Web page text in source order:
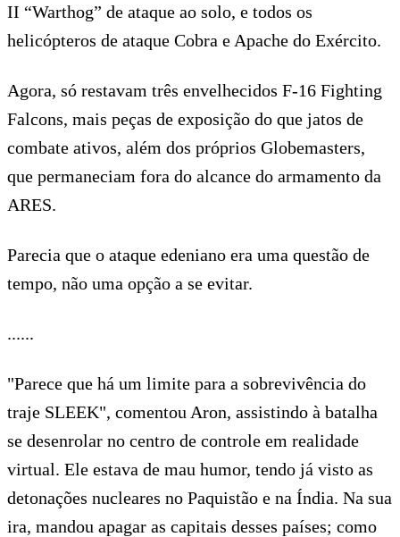
II “Warthog” de ataque ao solo, e todos os
helicópteros de ataque Cobra e Apache do Exército.
Agora, só restavam três envelhecidos F-16 Fighting
Falcons, mais peças de exposição do que jatos de
combate ativos, além dos próprios Globemasters,
que permaneciam fora do alcance do armamento da
ARES.
Parecia que o ataque edeniano era uma questão de
tempo, não uma opção a se evitar.
......
"Parece que há um limite para a sobrevivência do
traje SLEEK", comentou Aron, assistindo à batalha
se desenrolar no centro de controle em realidade
virtual. Ele estava de mau humor, tendo já visto as
detonações nucleares no Paquistão e na Índia. Na sua
ira, mandou apagar as capitais desses países; como